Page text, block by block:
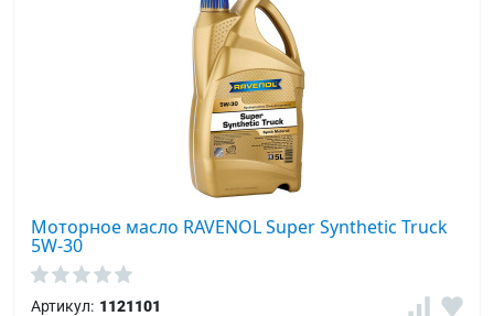
Моторное масло RAVENOL Super Synthetic Truck
5W-30
Артикул: 1121101